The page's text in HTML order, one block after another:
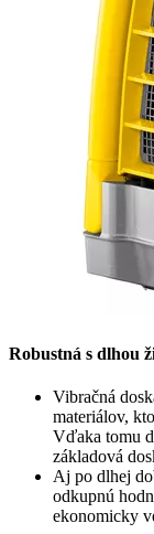
Robustná s dlhou
Vibračná
materiálov,
Vďaka tomu
základová
Aj po dlhej
odkupnú
ekonomicky